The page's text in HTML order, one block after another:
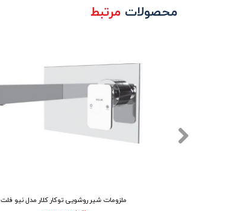
ملزومات شیر روشویی توکار کلار مدل نیو فلت
محصولات مرتبط